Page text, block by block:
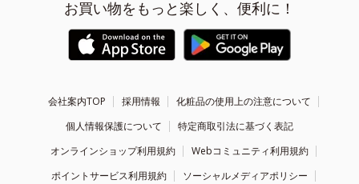
お買い物をもっと楽しく、便利に！
会社案内TOP 採用情報
化粧品の使用上の注意について
個人情報保護について
特定商取引法に基づく表記
オンラインショップ利用規約
Webコミュニティ利用規約
ポイントサービス利用規約
ソーシャルメディアポリシー